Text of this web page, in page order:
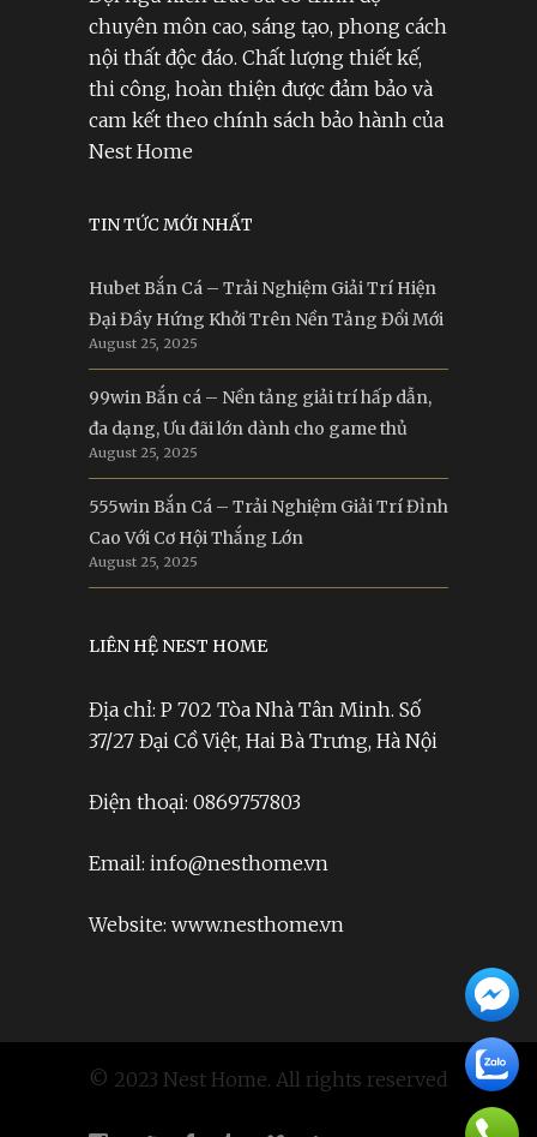
chuyên môn cao, sáng tạo, phong cách
nội thất độc đáo. Chất lượng thiết kế,
thi công, hoàn thiện được đảm bảo và
cam kết theo chính sách bảo hành của
Nest Home
TIN TỨC MỚI NHẤT
Hubet Bắn Cá – Trải Nghiệm Giải Trí Hiện
Đại Đầy Hứng Khởi Trên Nền Tảng Đổi Mới
August 25, 2025
99win Bắn cá – Nền tảng giải trí hấp dẫn,
đa dạng, Ưu đãi lớn dành cho game thủ
August 25, 2025
555win Bắn Cá – Trải Nghiệm Giải Trí Đỉnh
Cao Với Cơ Hội Thắng Lớn
August 25, 2025
LIÊN HỆ NEST HOME
Địa chỉ: P 702 Tòa Nhà Tân Minh. Số
37/27 Đại Cồ Việt, Hai Bà Trưng, Hà Nội
Điện thoại: 0869757803
Email: info@nesthome.vn
Website: www.nesthome.vn
© 2023 Nest Home. All rights reserved